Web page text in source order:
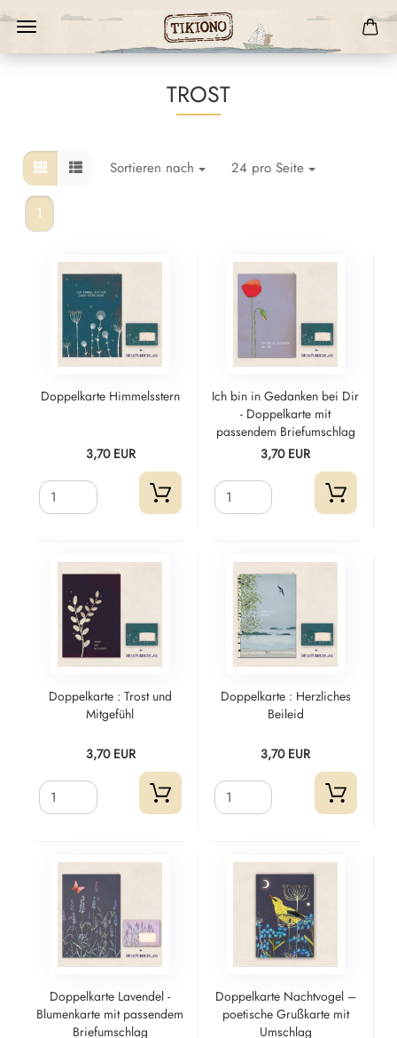
TROST
Sortieren nach 24 pro Seite
1
Doppelkarte Himmelsstern
3,70 EUR
Ich bin in Gedanken bei Dir
- Doppelkarte mit
passendem Briefumschlag
3,70 EUR
Doppelkarte : Trost und
Mitgefühl
3,70 EUR
Doppelkarte : Herzliches
Beileid
3,70 EUR
Doppelkarte Lavendel -
Blumenkarte mit passendem
Briefumschlag
Doppelkarte Nachtvogel –
poetische Grußkarte mit
Umschlag